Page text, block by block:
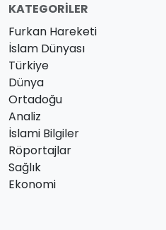
KATEGORILER
Furkan Hareketi
İslam Dünyası
Türkiye
Dünya
Ortadoğu
Analiz
İslami Bilgiler
Röportajlar
Sağlık
Ekonomi